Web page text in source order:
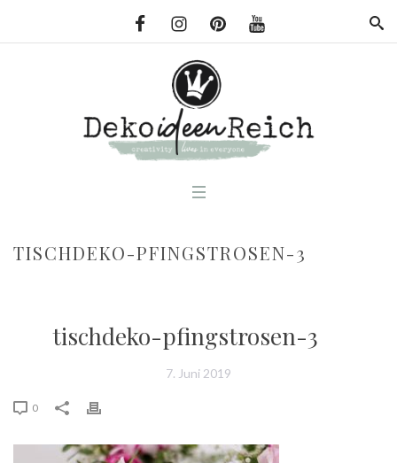
TISCHDEKO-PFINGSTROSEN-3
tischdeko-pfingstrosen-3
7. Juni 2019
0